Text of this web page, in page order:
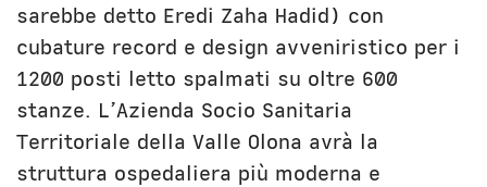
sarebbe detto Eredi Zaha Hadid) con
cubature record e design avveniristico per i
1200 posti letto spalmati su oltre 600
stanze. L’Azienda Socio Sanitaria
Territoriale della Valle Olona avrà la
struttura ospedaliera più moderna e